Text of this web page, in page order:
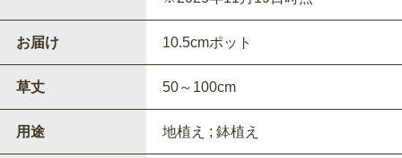
お届け 10.5cmポット
草丈 50～100cm
用途 地植え ; 鉢植え